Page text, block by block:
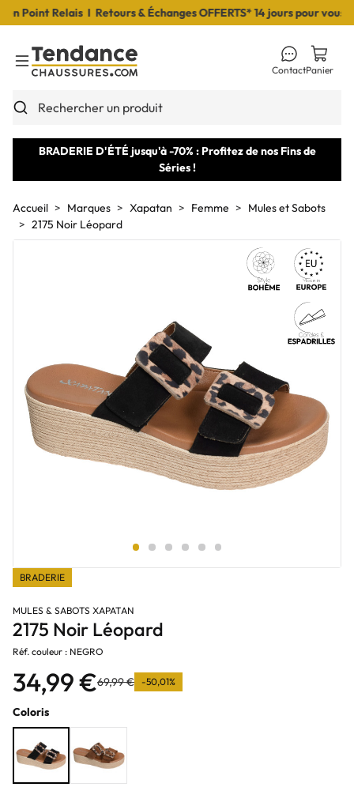
Point Relais I Retours & Échanges OFFERTS* 14 jours pour vous
Toggle Menu
Rechercher un produit
ContactPanier
BRADERIE D'ÉTÉ jusqu'à -70% : Profitez de nos Fins de
Séries !
Accueil Marques Xapatan Femme
Mules et Sabots
2175 Noir Léopard
BRADERIE
MULES & SABOTS XAPATAN
2175 Noir Léopard
Réf. couleur : NEGRO
34,99 €69,99 € -50,01%
Coloris